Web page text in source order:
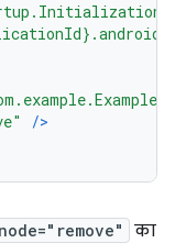
/>
का